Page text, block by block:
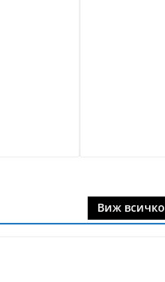
Виж всичко